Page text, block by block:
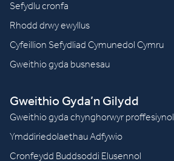
Sefydlu cronfa
Rhodd drwy ewyllus
Cyfeillion Sefydliad Cymunedol Cymru
Gweithio gyda busnesau
Gweithio Gyda’n Gilydd
Gweithio gyda chynghorwyr proffesiynol
Ymddiriedolaethau Adfywio
Cronfeydd Buddsoddi Elusennol